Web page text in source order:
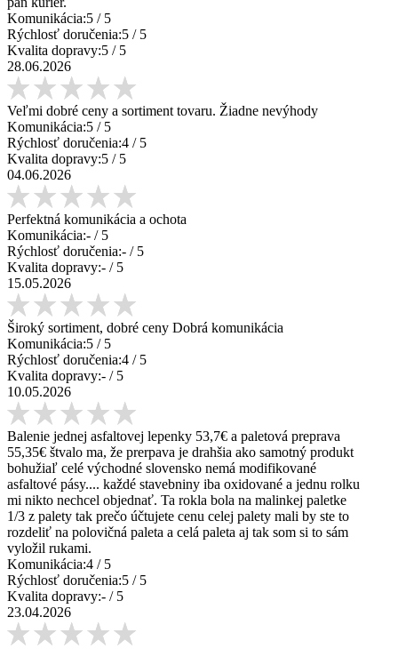
Komunikácia:5 / 5
Rýchlosť doručenia:5 / 5
Kvalita dopravy:5 / 5
28.06.2026
Veľmi dobré ceny a sortiment tovaru. Žiadne nevýhody
Komunikácia:5 / 5
Rýchlosť doručenia:4 / 5
Kvalita dopravy:5 / 5
04.06.2026
Perfektná komunikácia a ochota
Komunikácia:- / 5
Rýchlosť doručenia:- / 5
Kvalita dopravy:- / 5
15.05.2026
Široký sortiment, dobré ceny Dobrá komunikácia
Komunikácia:5 / 5
Rýchlosť doručenia:4 / 5
Kvalita dopravy:- / 5
10.05.2026
Balenie jednej asfaltovej lepenky 53,7€ a paletová preprava
55,35€ štvalo ma, že prerpava je drahšia ako samotný produkt
bohužiaľ celé východné slovensko nemá modifikované
asfaltové pásy.... každé stavebniny iba oxidované a jednu rolku
mi nikto nechcel objednať. Ta rokla bola na malinkej paletke
1/3 z palety tak prečo účtujete cenu celej palety mali by ste to
rozdeliť na polovičná paleta a celá paleta aj tak som si to sám
vyložil rukami.
Komunikácia:4 / 5
Rýchlosť doručenia:5 / 5
Kvalita dopravy:- / 5
23.04.2026